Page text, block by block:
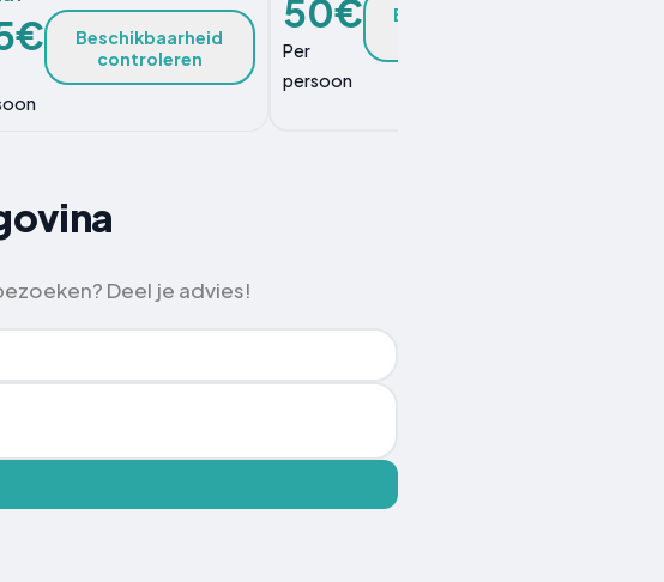
Beschikbaarheid
controleren
50€
Per
persoon
Beschikbaarheid
Deel je advies!